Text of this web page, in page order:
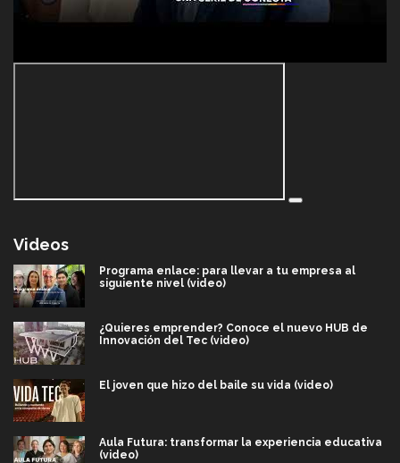
Videos
Programa enlace: para llevar a tu empresa al
siguiente nivel (video)
¿Quieres emprender? Conoce el nuevo HUB de
Innovación del Tec (video)
El joven que hizo del baile su vida (video)
Aula Futura: transformar la experiencia educativa
(video)